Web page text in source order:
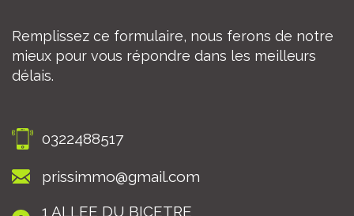
Remplissez ce formulaire, nous ferons de notre
mieux pour vous répondre dans les meilleurs